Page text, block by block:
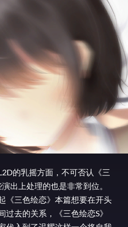
的乳摇方面，不可否认《三
出上处理的也是非常到位。
《三色绘恋》本篇想要在开头
过去的关系，《三色绘恋S》